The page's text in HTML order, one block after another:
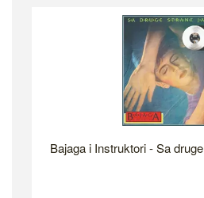
Bajaga i Instruktori - Sa